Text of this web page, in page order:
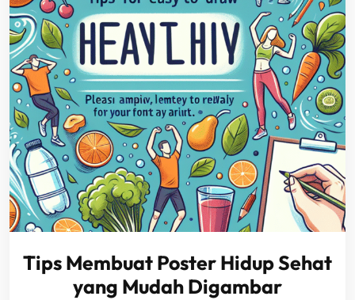
Tips Membuat Poster Hidup Sehat
yang Mudah Digambar